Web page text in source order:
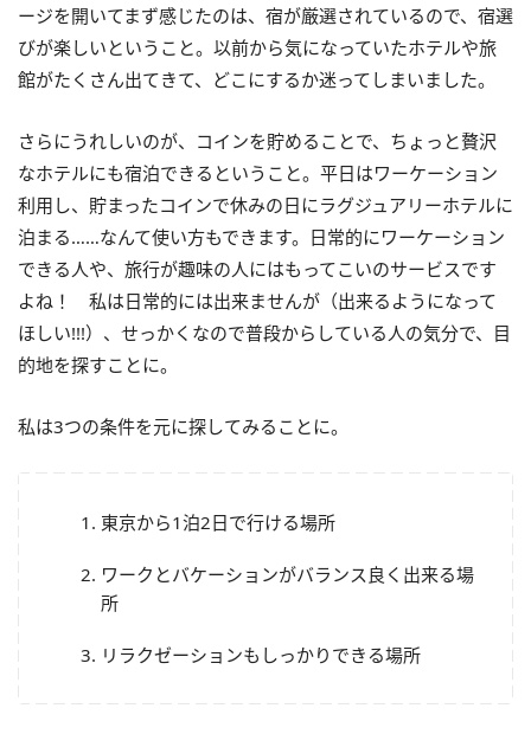
ージを開いてまず感じたのは、宿が厳選されているので、宿選
びが楽しいということ。以前から気になっていたホテルや旅
館がたくさん出てきて、どこにするか迷ってしまいました。
さらにうれしいのが、コインを貯めることで、ちょっと贅沢
なホテルにも宿泊できるということ。平日はワーケーション
利用し、貯まったコインで休みの日にラグジュアリーホテルに
泊まる……なんて使い方もできます。日常的にワーケーション
できる人や、旅行が趣味の人にはもってこいのサービスです
よね！ 私は日常的には出来ませんが（出来るようになって
ほしい!!!）、せっかくなので普段からしている人の気分で、目
的地を探すことに。
私は3つの条件を元に探してみることに。
東京から1泊2日で行ける場所
ワークとバケーションがバランス良く出来る場
所
リラクゼーションもしっかりできる場所